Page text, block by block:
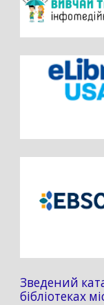
Зведений
бібліотеках